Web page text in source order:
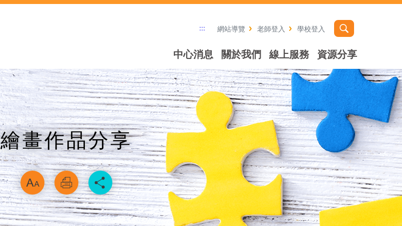
::: 網站導覽 老師登入 學校登入
中心消息 關於我們 線上服務 資源分享
繪畫作品分享
略過字型切換，社群分享工具列